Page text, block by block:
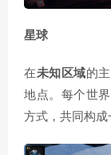
星球
在未知区域的
地点。每个世
方式，共同构成